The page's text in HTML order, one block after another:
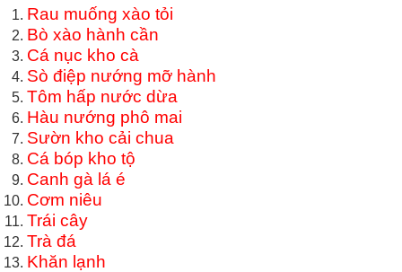
Rau muống xào tỏi
Bò xào hành cần
Cá nục kho cà
Sò điệp nướng mỡ hành
Tôm hấp nước dừa
Hàu nướng phô mai
Sườn kho cải chua
Cá bóp kho tộ
Canh gà lá é
Cơm niêu
Trái cây
Trà đá
Khăn lạnh